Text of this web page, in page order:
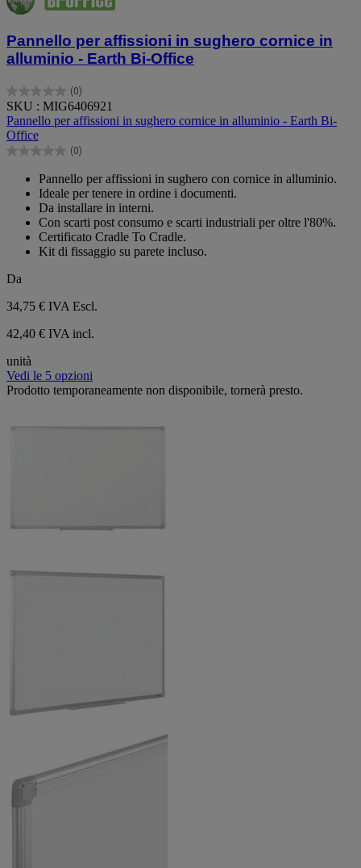
Pannello per affissioni in sughero cornice in
alluminio - Earth Bi-Office
(0)
0.0
su
5
stelle.
SKU : MIG6406921
Pannello per affissioni in sughero cornice in alluminio - Earth Bi-
Office
(0)
0.0
Pannello per affissioni in sughero con cornice in alluminio.
Ideale per tenere in ordine i documenti.
Da installare in interni.
Con scarti post consumo e scarti industriali per oltre l'80%.
Certificato Cradle To Cradle.
Kit di fissaggio su parete incluso.
Da
34,75 € IVA Escl.
42,40 € IVA incl.
unità
Vedi le 5 opzioni
Prodotto temporaneamente non disponibile, tornerà presto.